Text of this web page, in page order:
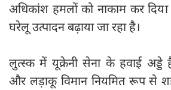
अधिकांश हमलों को नाकाम कर दिया
घरेलू उत्पादन बढ़ाया जा रहा है।
लुत्स्क में यूक्रेनी सेना के हवाई अड्डे
और लड़ाकू विमान नियमित रूप से